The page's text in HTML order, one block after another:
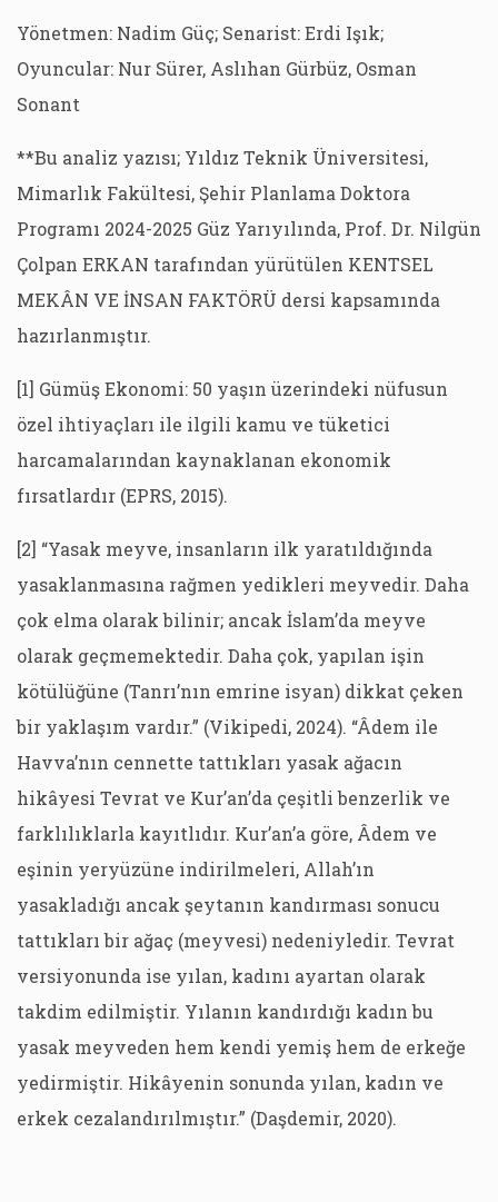
Yönetmen: Nadim Güç; Senarist: Erdi Işık;
Oyuncular: Nur Sürer, Aslıhan Gürbüz, Osman
Sonant
**Bu analiz yazısı; Yıldız Teknik Üniversitesi,
Mimarlık Fakültesi, Şehir Planlama Doktora
Programı 2024-2025 Güz Yarıyılında, Prof. Dr. Nilgün
Çolpan ERKAN tarafından yürütülen KENTSEL
MEKÂN VE İNSAN FAKTÖRÜ dersi kapsamında
hazırlanmıştır.
[1] Gümüş Ekonomi: 50 yaşın üzerindeki nüfusun
özel ihtiyaçları ile ilgili kamu ve tüketici
harcamalarından kaynaklanan ekonomik
fırsatlardır (EPRS, 2015).
[2] “Yasak meyve, insanların ilk yaratıldığında
yasaklanmasına rağmen yedikleri meyvedir. Daha
çok elma olarak bilinir; ancak İslam’da meyve
olarak geçmemektedir. Daha çok, yapılan işin
kötülüğüne (Tanrı’nın emrine isyan) dikkat çeken
bir yaklaşım vardır.” (Vikipedi, 2024). “Âdem ile
Havva’nın cennette tattıkları yasak ağacın
hikâyesi Tevrat ve Kur’an’da çeşitli benzerlik ve
farklılıklarla kayıtlıdır. Kur’an’a göre, Âdem ve
eşinin yeryüzüne indirilmeleri, Allah’ın
yasakladığı ancak şeytanın kandırması sonucu
tattıkları bir ağaç (meyvesi) nedeniyledir. Tevrat
versiyonunda ise yılan, kadını ayartan olarak
takdim edilmiştir. Yılanın kandırdığı kadın bu
yasak meyveden hem kendi yemiş hem de erkeğe
yedirmiştir. Hikâyenin sonunda yılan, kadın ve
erkek cezalandırılmıştır.” (Daşdemir, 2020).